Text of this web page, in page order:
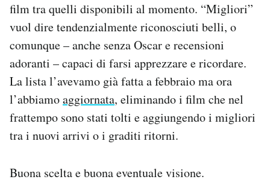
Area Personale
Newsletter
Notifiche mobile
Regala il Post
Hai bisogno di aiuto?
film tra quelli disponibili al momento. “Migliori”
vuol dire tendenzialmente riconosciuti belli, o
comunque – anche senza Oscar e recensioni
adoranti – capaci di farsi apprezzare e ricordare.
La lista l’avevamo già fatta a febbraio ma ora
l’abbiamoaggiornata, eliminando i film che nel
frattempo sono stati tolti e aggiungendo i migliori
tra i nuovi arrivi o i graditi ritorni.
Buona scelta e buona eventuale visione.